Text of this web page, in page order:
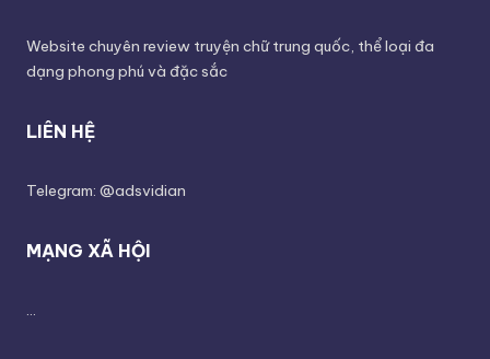
Website chuyên review truyện chữ trung quốc, thể loại đa
dạng phong phú và đặc sắc
LIÊN HỆ
Telegram: @adsvidian
MẠNG XÃ HỘI
...